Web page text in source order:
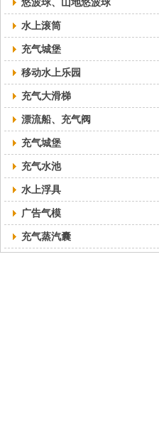
水上滚筒
充气城堡
移动水上乐园
充气大滑梯
漂流船、充气阀
充气城堡
充气水池
水上浮具
广告气模
充气蒸汽囊